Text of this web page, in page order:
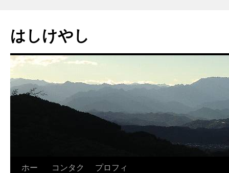
はしけやし
ホー
コンタク
プロフィ